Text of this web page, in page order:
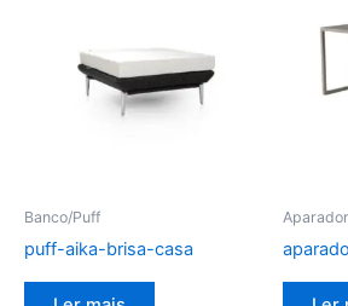
Banco/Puff
puff-aika-brisa-casa
Aparador